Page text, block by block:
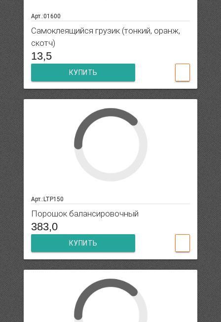
Арт.:01600
Самоклеящийся грузик (тонкий, оранж,
скотч)
13,5
КУПИТЬ
Арт.:LTP150
Порошок балансировочный
383,0
КУПИТЬ